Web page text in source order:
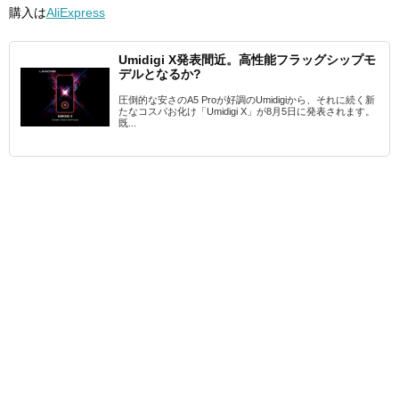
購入はAliExpress
Umidigi X発表間近。高性能フラッグシップモ
デルとなるか?
圧倒的な安さのA5 Proが好調のUmidigiから、それに続く新
たなコスパお化け「Umidigi X」が8月5日に発表されます。
既...